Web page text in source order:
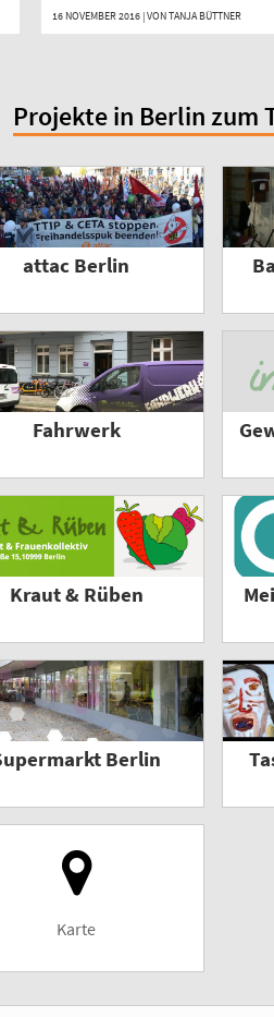
16 NOVEMBER 2016 | VONTANJA BÜTTNER
Projekte in Berlin zum
attac Berlin
Fahrwerk
Kraut & Rüben
Berlin
Karte